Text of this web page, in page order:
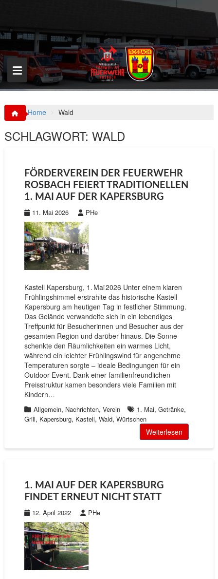
p
o
c
o
n
t
Home Wald
SCHLAGWORT: WALD
FÖRDERVEREIN DER FEUERWEHR
ROSBACH FEIERT TRADITIONELLEN
1. MAI AUF DER KAPERSBURG
11. Mai 2026 PHe
Kastell Kapersburg, 1. Mai 2026 Unter einem klaren
Frühlingshimmel erstrahlte das historische Kastell
Kapersburg am heutigen Tag in festlicher Stimmung.
Das Gelände verwandelte sich in ein lebendiges
Treffpunkt für Besucherinnen und Besucher aus der
gesamten Region und darüber hinaus. Die Sonne
schenkte den Räumlichkeiten ein warmes Licht,
während ein leichter Frühlingswind für angenehme
Temperaturen sorgte – ideale Bedingungen für ein
Outdoor Event. Dank einer familienfreundlichen
Preisstruktur kamen besonders viele Familien mit
Kindern…
Allgemein, Nachrichten, Verein 1. Mai, Getränke,
Grill, Kapersburg, Kastell, Wald, Würtschen
Weiterlesen
1. MAI AUF DER KAPERSBURG
FINDET ERNEUT NICHT STATT
12. April 2022 PHe